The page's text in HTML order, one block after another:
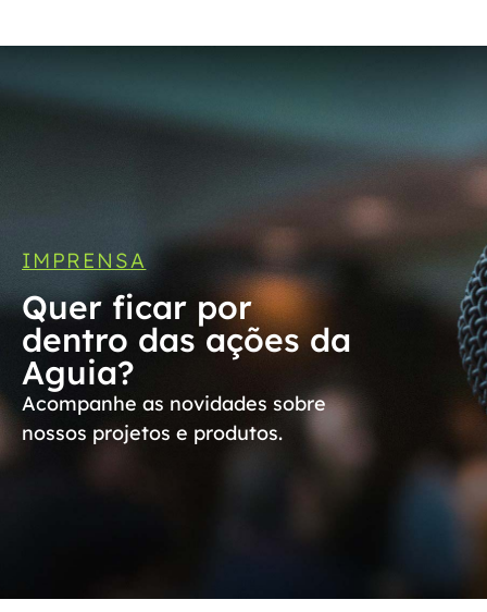
IMPRENSA
Quer ficar por
dentro das ações da
Aguia?
Acompanhe as novidades sobre
nossos projetos e produtos.